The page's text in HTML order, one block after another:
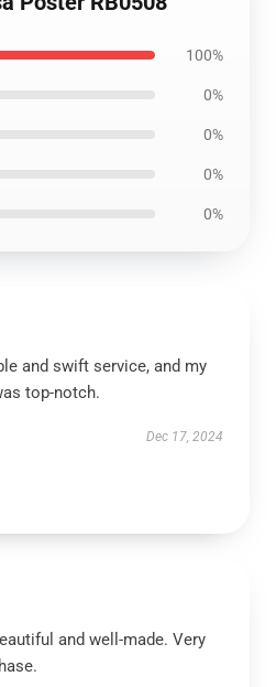
100%
0%
0%
0%
0%
and swift service, and my
top-notch.
Dec 17, 2024
and well-made. Very